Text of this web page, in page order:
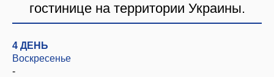
гостинице на территории Украины.
4 ДЕНЬ
Воскресенье
-